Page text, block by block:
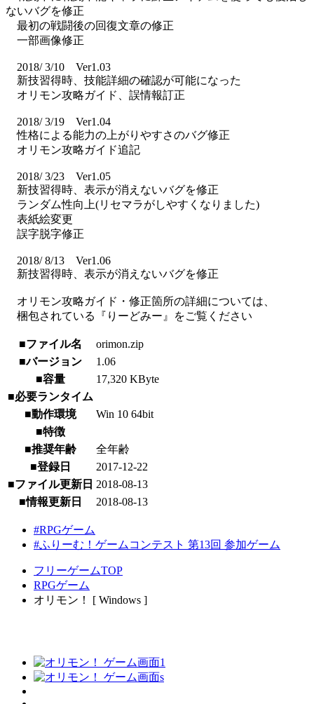
ないバグを修正
最初の戦闘後の回復文章の修正
一部画像修正
2018/ 3/10 Ver1.03
新技習得時、技能詳細の確認が可能になった
オリモン攻略ガイド、誤情報訂正
2018/ 3/19 Ver1.04
性格による能力の上がりやすさのバグ修正
オリモン攻略ガイド追記
2018/ 3/23 Ver1.05
新技習得時、表示が消えないバグを修正
ランダム性向上(リセマラがしやすくなりました)
表紙絵変更
誤字脱字修正
2018/ 8/13 Ver1.06
新技習得時、表示が消えないバグを修正
オリモン攻略ガイド・修正箇所の詳細については、
梱包されている『りーどみー』をご覧ください
■ファイル名
orimon.zip
■バージョン
1.06
■容量
17,320 KByte
■必要ランタイム
■動作環境
Win 10 64bit
■特徴
■推奨年齢
全年齢
■登録日
2017-12-22
■ファイル更新日 2018-08-13
■情報更新日
2018-08-13
#RPGゲーム
#ふりーむ！ゲームコンテスト 第13回 参加ゲーム
フリーゲームTOP
RPGゲーム
オリモン！ [ Windows ]